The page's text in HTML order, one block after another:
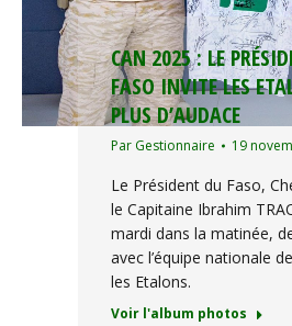
CAN 2025 : LE
FASO INVITE LES
PLUS D’AUDACE
Par Gestionnaire 19
Le Président du Faso,
le Capitaine Ibrahim
mardi dans la matinée,
avec l’équipe nationale
les Etalons.
Voir l'album photos